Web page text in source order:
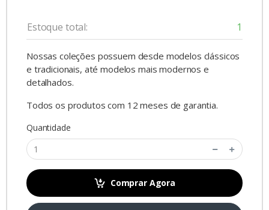
Estoque total: 1
Nossas coleções possuem desde modelos clássicos
e tradicionais, até modelos mais modernos e
detalhados.
Todos os produtos com 12 meses de garantia.
Quantidade
Comprar Agora